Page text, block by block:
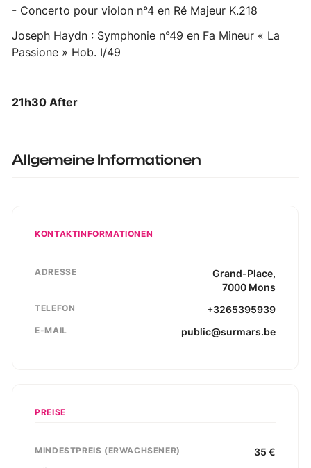
- Concerto pour violon n°4 en Ré Majeur K.218
Joseph Haydn : Symphonie n°49 en Fa Mineur « La
Passione » Hob. I/49
21h30 After
Allgemeine Informationen
KONTAKTINFORMATIONEN
ADRESSE Grand-Place,
7000 Mons
TELEFON +3265395939
E-MAIL public@surmars.be
PREISE
MINDESTPREIS (ERWACHSENER) 35 €